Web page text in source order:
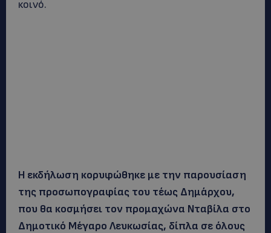
κοινό.
Η εκδήλωση κορυφώθηκε με την παρουσίαση
της προσωπογραφίας του τέως Δημάρχου,
που θα κοσμήσει τον προμαχώνα Νταβίλα στο
Δημοτικό Μέγαρο Λευκωσίας, δίπλα σε όλους